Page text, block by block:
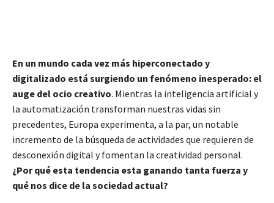
En un mundo cada vez más hiperconectado y
digitalizado está surgiendo un fenómeno inesperado: el
auge del ocio creativo. Mientras la inteligencia artificial y
la automatización transforman nuestras vidas sin
precedentes, Europa experimenta, a la par, un notable
incremento de la búsqueda de actividades que requieren de
desconexión digital y fomentan la creatividad personal.
¿Por qué esta tendencia esta ganando tanta fuerza y
qué nos dice de la sociedad actual?